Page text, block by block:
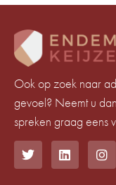
Ook op zoek naar
gevoel? Neemt u
spreken graag eens